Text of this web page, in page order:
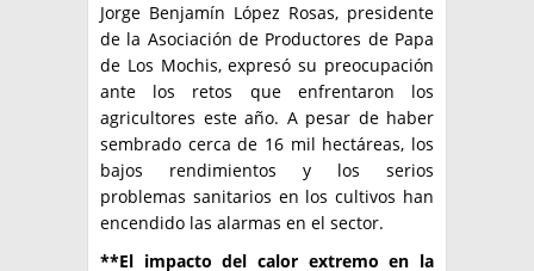
Jorge Benjamín López Rosas, presidente
de la Asociación de Productores de Papa
de Los Mochis, expresó su preocupación
ante los retos que enfrentaron los
agricultores este año. A pesar de haber
sembrado cerca de 16 mil hectáreas, los
bajos rendimientos y los serios
problemas sanitarios en los cultivos han
encendido las alarmas en el sector.
**El impacto del calor extremo en la